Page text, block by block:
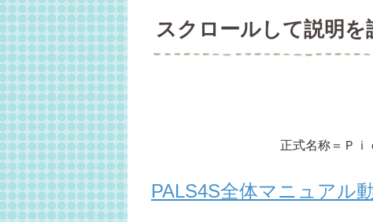
スクロールして説明
正式名称＝Ｐｉ
PALS4S全体マニュアル